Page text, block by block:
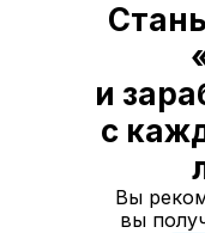
и
с
Вы
вы